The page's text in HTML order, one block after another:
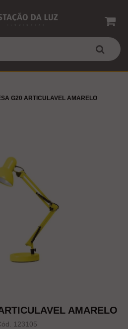
G20 ARTICULAVEL AMARELO
AMARELO
123105